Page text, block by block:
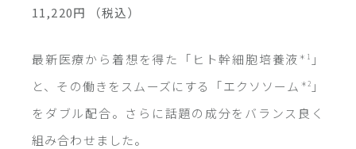
11,220円
（税込）
最新医療から着想を得た「ヒト幹細胞培養液 ＊1
」
と、その働きをスムーズにする「エクソソーム ＊2 」
をダブル配合。さらに話題の成分をバランス良く
組み合わせました。